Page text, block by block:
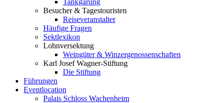
Tankgärung
Besucher & Tagestouristen
Reiseveranstalter
Häufige Fragen
Sektlexikon
Lohnversektung
Weingüter & Winzergenossenschaften
Karl Josef Wagner-Stiftung
Die Stiftung
Führungen
Eventlocation
Palais Schloss Wachenheim